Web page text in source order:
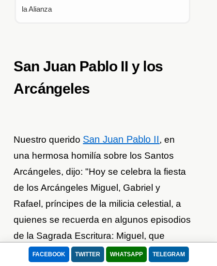
FACEBOOK TWITTER WHATSAPP TELEGRAM
la Alianza
San Juan Pablo II y los
Arcángeles
Nuestro querido San Juan Pablo II, en
una hermosa homilía sobre los Santos
Arcángeles, dijo: "Hoy se celebra la fiesta
de los Arcángeles Miguel, Gabriel y
Rafael, príncipes de la milicia celestial, a
quienes se recuerda en algunos episodios
de la Sagrada Escritura: Miguel, que
significa: "¿Quién como Dios?", viene